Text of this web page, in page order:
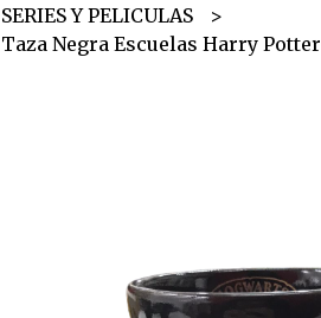
SERIES Y PELICULAS
Taza Negra Escuelas Harry Potter